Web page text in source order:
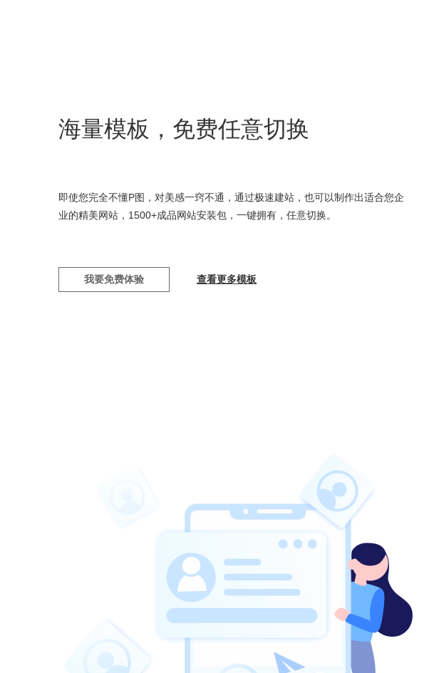
海量模板，免费任意切换
即使您完全不懂P图，对美感一窍不通，通过极速建站，也可以制作出适合您企
业的精美网站，1500+成品网站安装包，一键拥有，任意切换。
我要免费体验 查看更多模板